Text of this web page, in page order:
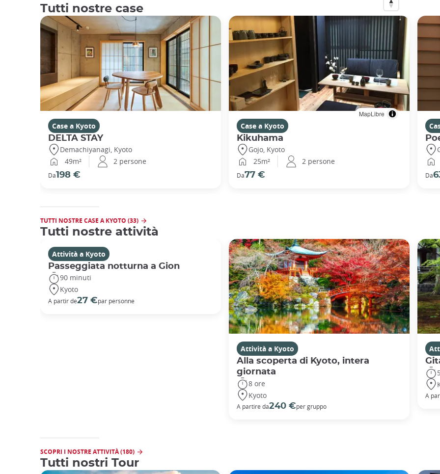
MapLibre
Tutti nostre case
Case a Kyoto
DELTA STAY
Demachiyanagi, Kyoto
49m²
2 persone
Da198 €
Case a Kyoto
Kikuhama
Gojo, Kyoto
25m²
2 persone
Da77 € Da
TUTTI NOSTRE CASE A KYOTO (33)
Tutti nostre attività
Attività a Kyoto
Passeggiata notturna a Gion
90 minuti
Kyoto
A partir de27 €par personne
Attività a Kyoto
Alla scoperta di Kyoto, intera
giornata
8 ore
Kyoto
A partire da240 €per gruppo
A
SCOPRI I NOSTRE ATTIVITÀ (180)
Tutti nostri Tour